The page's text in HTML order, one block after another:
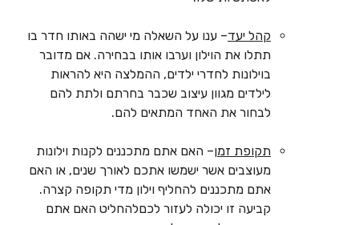
קהל יעד– ענו על השאלה מי ישהה באותו חדר בו
תתלו את הוילון וערבו אותו בבחירה. אם מדובר
בוילונות לחדרי ילדים, ההמלצה היא להראות
לילדים מגוון עיצוב שכבר בחרתם ולתת להם
לבחור את האחד המתאים להם.
תקופת זמן– האם אתם מתכננים לקנות וילונות
מעוצבים אשר ישמשו אתכם לאורך שנים, או האם
אתם מתכננים להחליף וילון מדי תקופה קצרה.
קביעה זו יכולה לעזור לכםלהחליט האם אתם